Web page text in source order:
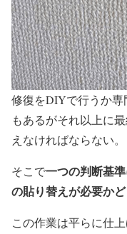
修復をDIYで行うか
もあるがそれ以上に
えなければならない。
そこで一つの判断基
の貼り替えが必要かど
この作業は平らに仕